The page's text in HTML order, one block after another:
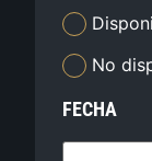
No
FECHA